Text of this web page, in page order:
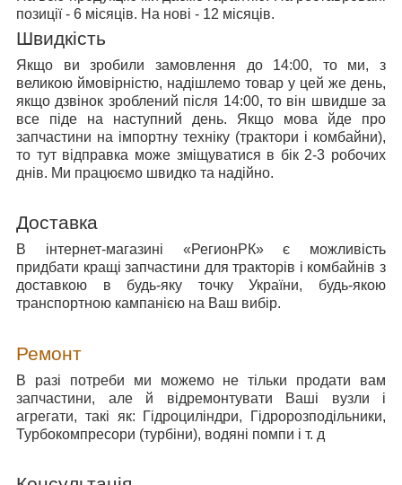
позиції - 6 місяців. На нові - 12 місяців.
Швидкість
Якщо ви зробили замовлення до 14:00, то ми, з
великою ймовірністю, надішлемо товар у цей же день,
якщо дзвінок зроблений після 14:00, то він швидше за
все піде на наступний день. Якщо мова йде про
запчастини на імпортну техніку (трактори і комбайни),
то тут відправка може зміщуватися в бік 2-3 робочих
днів. Ми працюємо швидко та надійно.
Доставка
В інтернет-магазині «РегионРК» є можливість
придбати кращі запчастини для тракторів і комбайнів з
доставкою в будь-яку точку України, будь-якою
транспортною кампанією на Ваш вибір.
Ремонт
В разі потреби ми можемо не тільки продати вам
запчастини, але й відремонтувати Ваші вузли і
агрегати, такі як: Гідроциліндри, Гідророзподільники,
Турбокомпресори (турбіни), водяні помпи і т. д